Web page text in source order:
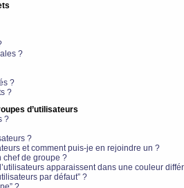
?
?
?
d’utilisateurs
?
?
et comment puis-je en rejoindre un ?
chef de groupe ?
apparaissent dans une couleur
par défaut” ?